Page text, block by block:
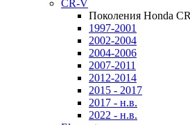
CR-V
Поколения Honda
1997-2001
2002-2004
2004-2006
2007-2011
2012-2014
2015 - 2017
2017 - н.в.
2022 - н.в.